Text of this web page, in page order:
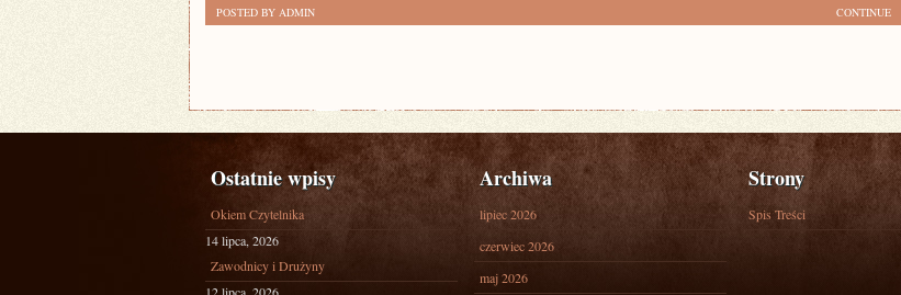
CONTINUE
POSTED BY ADMIN
Ostatnie wpisy
Okiem Czytelnika
14 lipca, 2026
Zawodnicy i Drużyny
Archiwa
lipiec 2026
czerwiec 2026
maj 2026
Strony
Spis Treści